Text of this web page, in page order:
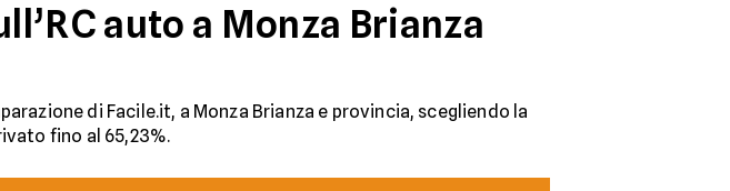
auto a Monza Brianza
di Facile.it, a Monza Brianza e provincia, scegliendo la
fino al 65,23%.